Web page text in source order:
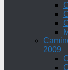
2009